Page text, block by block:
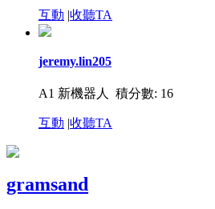
互動 |收聽TA
jeremy.lin205
A1 新機器人 積分數: 16
互動 |收聽TA
gramsand